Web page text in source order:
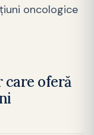
oncologice
oferă